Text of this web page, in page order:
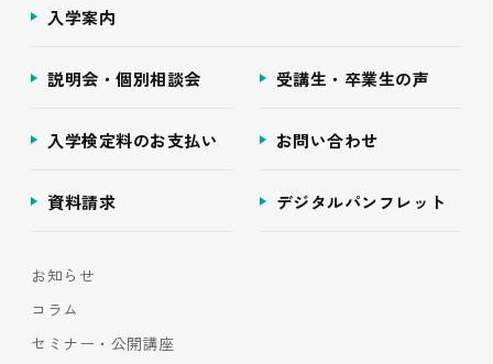
入学案内
説明会・個別相談会 受講生・卒業生の声
入学検定料のお支払い お問い合わせ
資料請求 デジタルパンフレット
お知らせ
コラム
セミナー・公開講座